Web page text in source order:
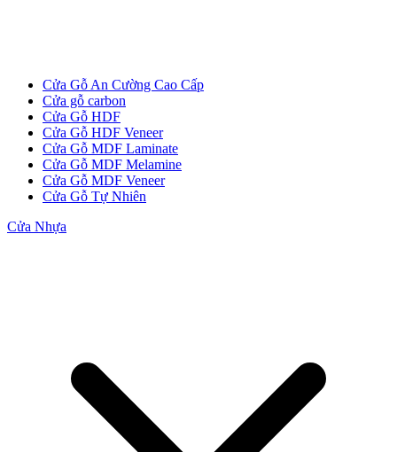
Cửa Gỗ An Cường Cao Cấp
Cửa gỗ carbon
Cửa Gỗ HDF
Cửa Gỗ HDF Veneer
Cửa Gỗ MDF Laminate
Cửa Gỗ MDF Melamine
Cửa Gỗ MDF Veneer
Cửa Gỗ Tự Nhiên
Cửa Nhựa